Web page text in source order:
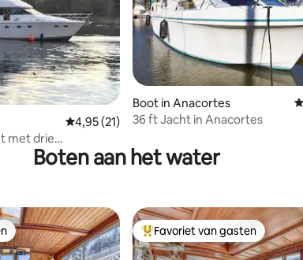
uit 5, 532 recensies
Gemiddelde beoordeling van 4,95 uit 5, 21
4,95 (21)
met drie
Willamette
Boot in Anacortes
36 ft Jacht in Anacortes
Boten aan het water
Topfavoriet van gasten
Favoriet van gasten